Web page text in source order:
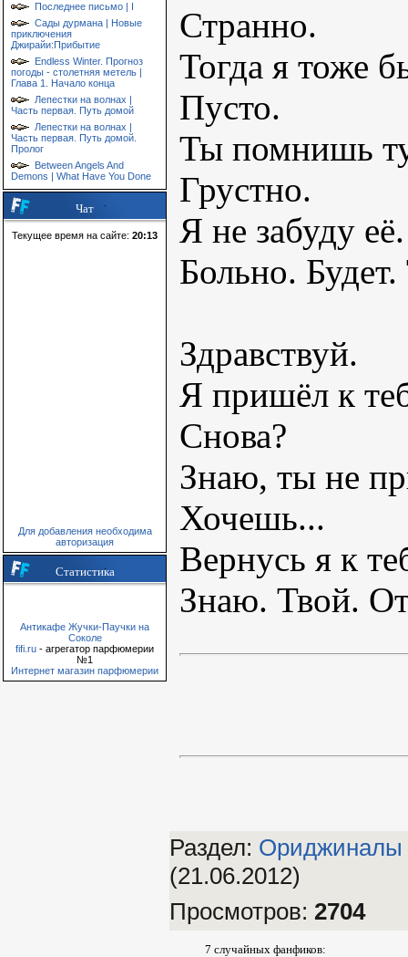
Последнее письмо | I
Сады дурмана | Новые
приключения
Джирайи:Прибытие
Endless Winter. Прогноз
погоды - столетняя метель |
Глава 1. Начало конца
Лепестки на волнах |
Часть первая. Путь домой
Лепестки на волнах |
Часть первая. Путь домой.
Пролог
Between Angels And
Demons | What Have You Done
Чат
Текущее время на сайте: 20:13
Для добавления необходима
авторизация
Статистика
Антикафе Жучки-Паучки на
Соколе
fifi.ru - агрегатор парфюмерии
№1
Интернет магазин парфюмерии
Странно.
Тогда я тоже
Пусто.
Ты помнишь
Грустно.
Я не забуду её.
Больно.
Здравствуй.
Я пришёл к
Снова?
Знаю, ты не
Хочешь...
Вернусь я к
Знаю. Твой.
Раздел: Ориджиналы
(21.06.2012)
Просмотров: 2704
7 случайных фанфиков: